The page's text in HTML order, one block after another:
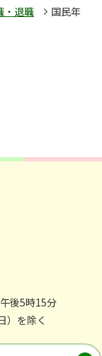
・退職
国民年
後5時15分
）を除く